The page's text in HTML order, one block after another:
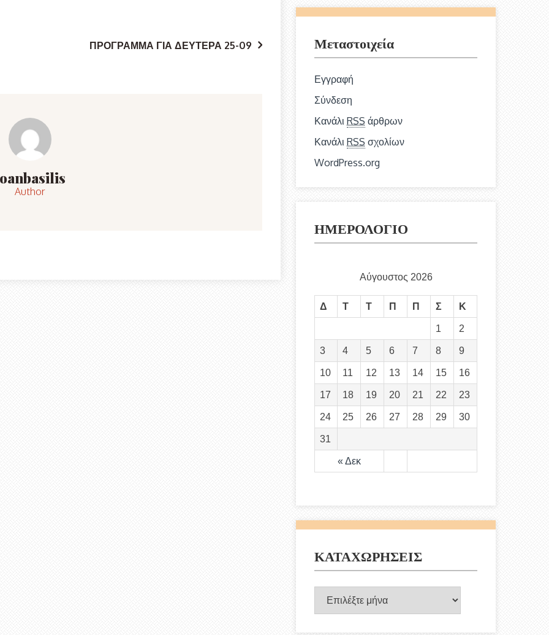
ΠΡΟΓΡΑΜΜΑ ΓΙΑ ΔΕΥΤΕΡΑ 25-09
Author
Μεταστοιχεία
Εγγραφή
Σύνδεση
Κανάλι RSS άρθρων
Κανάλι RSS σχολίων
WordPress.org
ΗΜΕΡΟΛΟΓΙΟ
Αύγουστος 2026
Δ Τ Τ Π Π Σ Κ
« Δεκ
1 2
3 4 5 6 7 8 9
10 11 12 13 14 15 16
17 18 19 20 21 22 23
24 25 26 27 28 29 30
31
ΚΑΤΑΧΩΡΗΣΕΙΣ